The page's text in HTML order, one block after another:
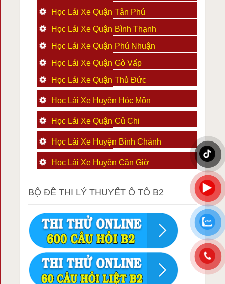
Học Lái Xe Quận Tân Phú
Học Lái Xe Quận Bình Thạnh
Học Lái Xe Quận Phú Nhuận
Học Lái Xe Quận Gò Vấp
Học Lái Xe Quận Thủ Đức
Học Lái Xe Huyện Hóc Môn
Học Lái Xe Quận Củ Chi
Học Lái Xe Huyện Bình Chánh
Học Lái Xe Huyện Cần Giờ
BỘ ĐỀ THI LÝ THUYẾT Ô TÔ B2